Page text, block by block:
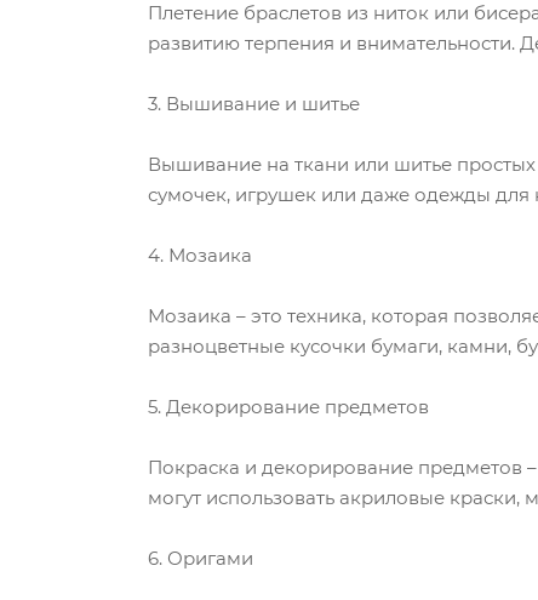
Плетение браслетов из ниток или
развитию терпения и внимательности.
3. Вышивание и шитье
Вышивание на ткани или шитье
сумочек, игрушек или даже одежды для
4. Мозаика
Мозаика – это техника, которая
разноцветные кусочки бумаги, камни,
5. Декорирование предметов
Покраска и декорирование предметов
могут использовать акриловые
6. Оригами